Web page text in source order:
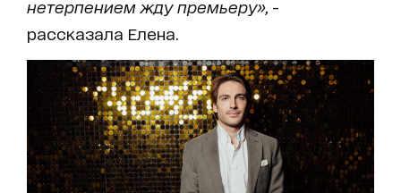
нетерпением жду премьеру», -
рассказала Елена.